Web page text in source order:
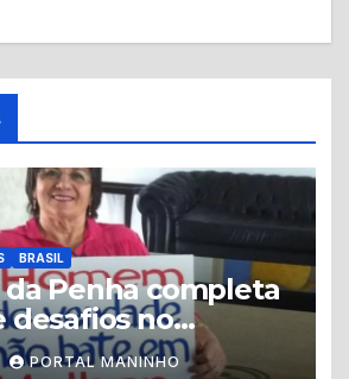
BRASIL
da Penha completa
desafios no
violência contra a
PORTAL MANINHO